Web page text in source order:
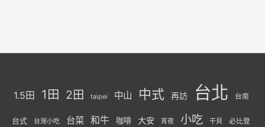
1.5田 1田 2田 taipei 中山 中式 再訪 台北 台南
台式 台灣小吃 台菜 和牛 咖啡 大安 宵夜 小吃 干貝 必比登